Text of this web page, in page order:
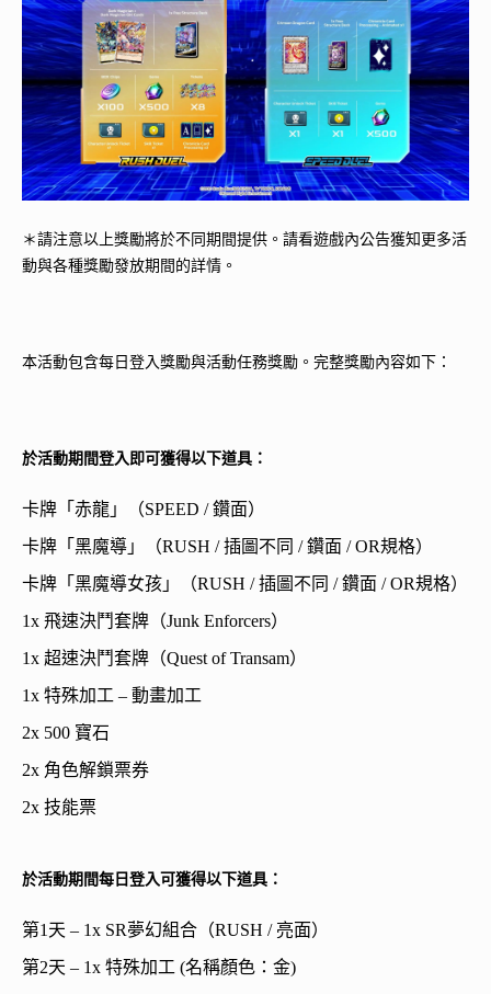
＊請注意以上獎勵將於不同期間提供。請看遊戲內公告獲知更多活
動與各種獎勵發放期間的詳情。
本活動包含每日登入獎勵與活動任務獎勵。完整獎勵內容如下：
於活動期間登入即可獲得以下道具：
卡牌「赤龍」（SPEED / 鑽面）
卡牌「黑魔導」（RUSH / 插圖不同 / 鑽面 / OR規格）
卡牌「黑魔導女孩」（RUSH / 插圖不同 / 鑽面 / OR規格）
1x 飛速決鬥套牌（Junk Enforcers）
1x 超速決鬥套牌（Quest of Transam）
1x 特殊加工 – 動畫加工
2x 500 寶石
2x 角色解鎖票券
2x 技能票
於活動期間每日登入可獲得以下道具：
第1天 – 1x SR夢幻組合（RUSH / 亮面）
第2天 – 1x 特殊加工 (名稱顏色：金)